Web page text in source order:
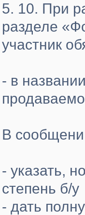
5. 10. При
разделе
участник
- в
В
- указать,
степень б/у
- дать